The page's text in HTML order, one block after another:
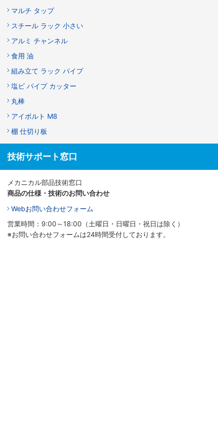
マルチ タップ
スチール ラック 小さい
アルミ チャンネル
食用 油
組み立て ラック パイプ
塩ビ パイプ カッター
丸棒
アイボルト M8
棚 仕切り板
技術サポート窓口
メカニカル部品技術窓口
商品の仕様・技術のお問い合わせ
Webお問い合わせフォーム
営業時間：9:00～18:00（土曜日・日曜日・祝日は除く）
※お問い合わせフォームは24時間受付しております。